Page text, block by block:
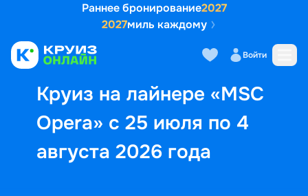
Раннее бронирование2027
2027миль каждому
Войти
Круиз на лайнере «MSC
Opera» с 25 июля по 4
августа 2026 года
Выбор кают Маршрут и